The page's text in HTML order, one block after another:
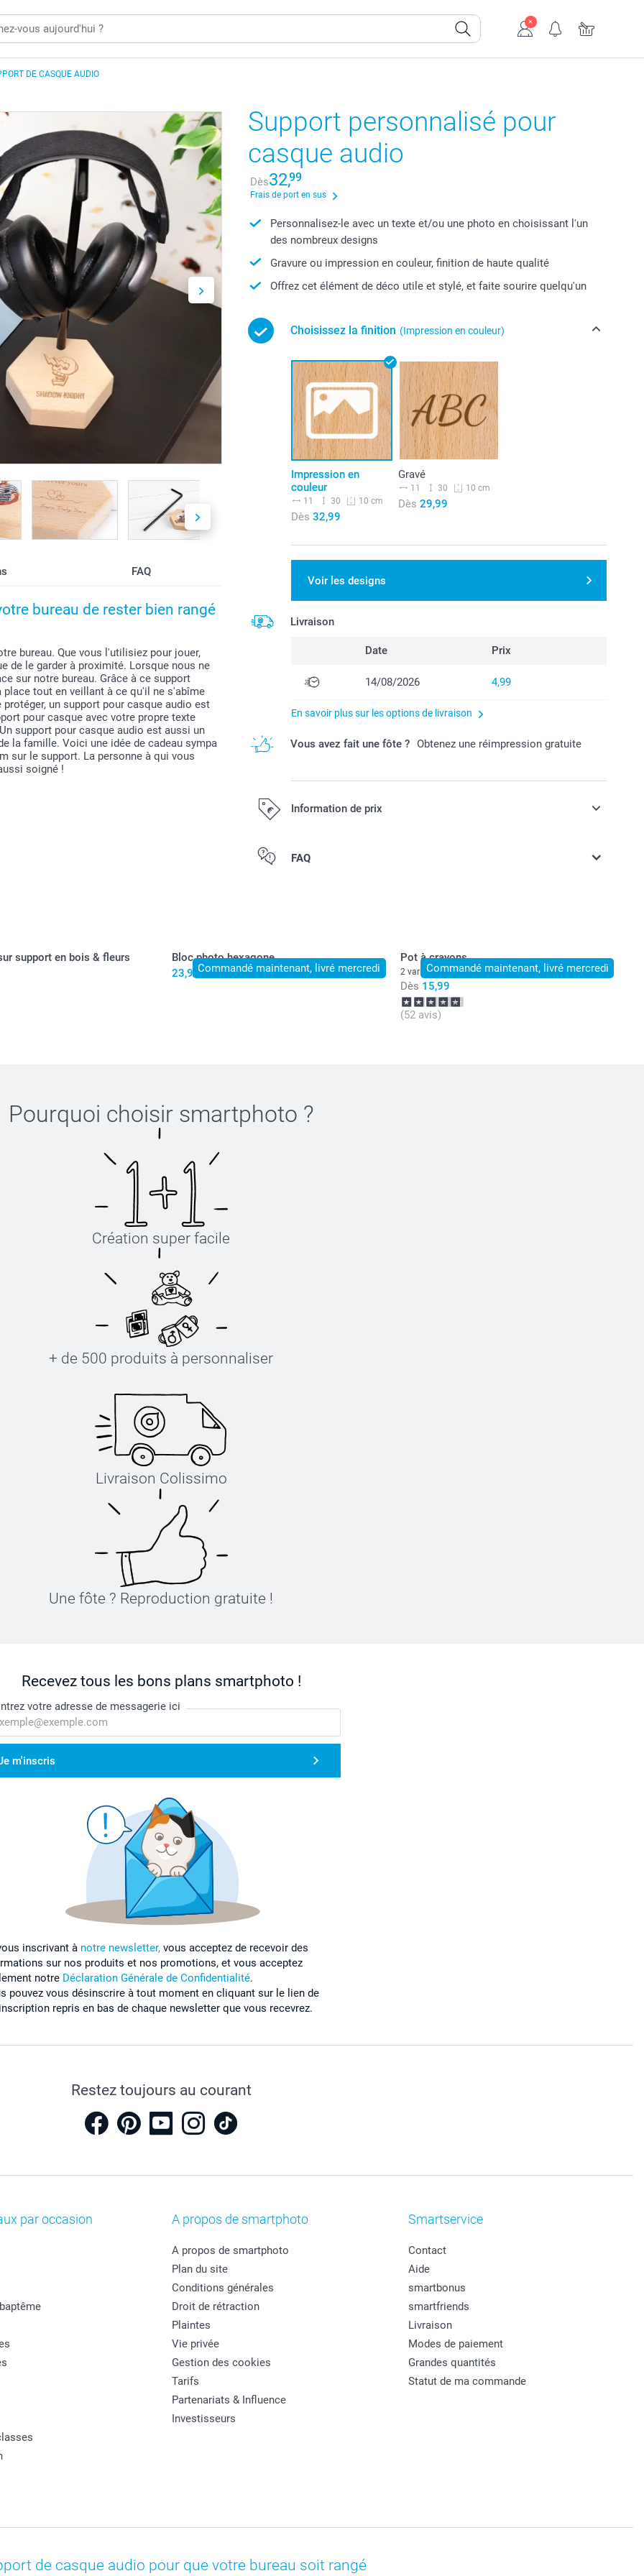
DE CASQUE AUDIO
FAQ
bureau de rester bien rangé
bureau. Que vous l'utilisiez pour jouer,
de le garder à proximité. Lorsque nous ne
sur notre bureau. Grâce à ce support
tout en veillant à ce qu'il ne s'abîme
un support pour casque audio est
pour casque avec votre propre texte
support pour casque audio est aussi un
la famille. Voici une idée de cadeau sympa
sur le support. La personne à qui vous
soigné !
Support personnalisé pour
casque audio
Dès32,99
Frais de port en sus
Personnalisez-le avec un texte et/ou une photo en choisissant l'un
des nombreux designs
Gravure ou impression en couleur, finition de haute qualité
Offrez cet élément de déco utile et stylé, et faite sourire quelqu'un
Choisissez la finition (Impression en couleur)
Impression en
couleur
11 30 10 cm
Dès 32,99
Gravé
11 30 10 cm
Dès 29,99
Voir les designs
Livraison
Date Prix
14/08/2026 4,99
En savoir plus sur les options de livraison
Vous avez fait une fôte ? Obtenez une réimpression gratuite
Information de prix
Tous les prix sont en EURO (€), TVA incluse et hors frais de port.
FAQ
support en bois & fleurs
Commandé maintenant, livré mercredi
Bloc photo hexagone
23,99
Commandé maintenant, livré mercredi
Pot à crayons
2 variantes
Dès 15,99
(52 avis)
Pourquoi choisir smartphoto ?
Création super facile
+ de 500 produits à personnaliser
Livraison Colissimo
Une fôte ? Reproduction gratuite !
Recevez tous les bons plans smartphoto !
votre adresse de messagerie ici
m'inscris
inscrivant à notre newsletter, vous acceptez de recevoir des
sur nos produits et nos promotions, et vous acceptez
notre Déclaration Générale de Confidentialité.
pouvez vous désinscrire à tout moment en cliquant sur le lien de
repris en bas de chaque newsletter que vous recevrez.
Restez toujours au courant
par occasion A propos de smartphoto
A propos de smartphoto
Plan du site
Conditions générales
Droit de rétraction
Plaintes
Vie privée
Gestion des cookies
Tarifs
Partenariats & Influence
Investisseurs
Smartservice
Contact
Aide
smartbonus
smartfriends
Livraison
Modes de paiement
Grandes quantités
Statut de ma commande
de casque audio pour que votre bureau soit rangé